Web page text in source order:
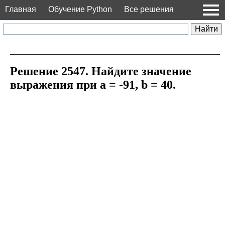
Главная Обучение Python Все решения
Решение 2547. Найдите значение
выражения при a = -91, b = 40.